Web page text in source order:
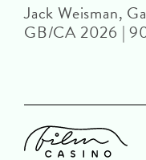
Jack Weisman,
GB/CA 2026 |